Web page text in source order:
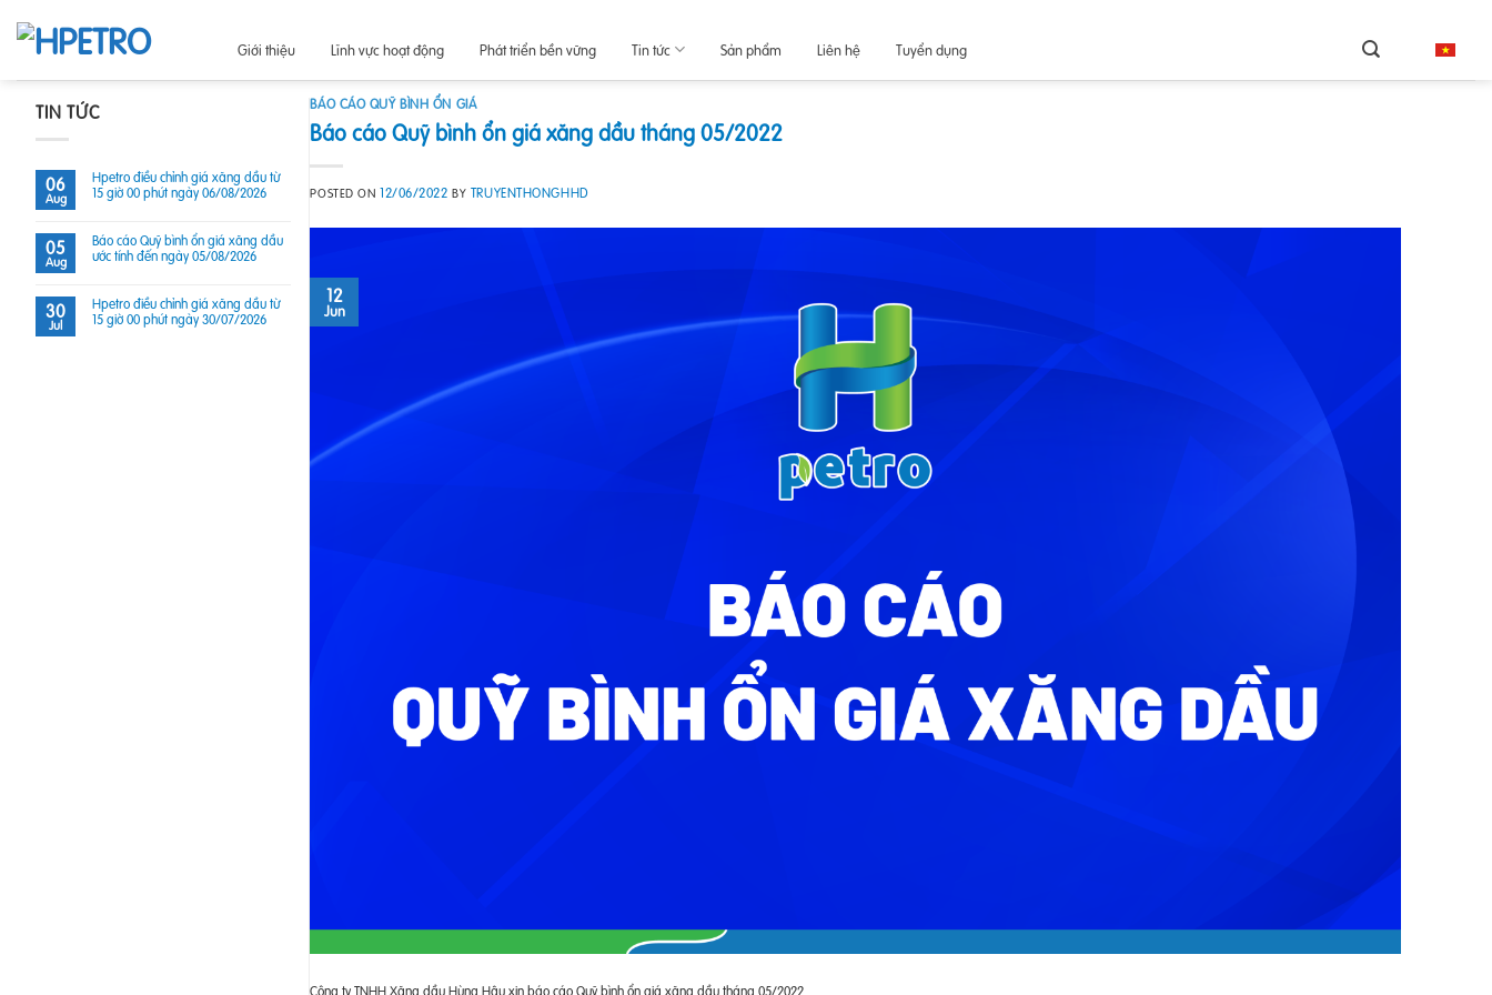
content
Giới thiệu Lĩnh vực hoạt động Phát triển bền vững Tin tức Sản phẩm Liên hệ Tuyển dụng
TIN TỨC
06
Aug
Hpetro điều chỉnh giá xăng dầu từ
15 giờ 00 phút ngày 06/08/2026
05
Aug
Báo cáo Quỹ bình ổn giá xăng dầu
ước tính đến ngày 05/08/2026
30
Jul
Hpetro điều chỉnh giá xăng dầu từ
15 giờ 00 phút ngày 30/07/2026
BÁO CÁO QUỸ BÌNH ỔN GIÁ
Báo cáo Quỹ bình ổn giá xăng dầu tháng 05/2022
POSTED ON 12/06/2022 BY TRUYENTHONGHHD
12
Jun